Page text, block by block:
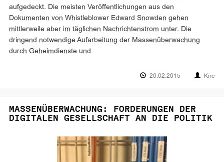
aufgedeckt. Die meisten Veröffentlichungen aus den
Dokumenten von Whistleblower Edward Snowden gehen
mittlerweile aber im täglichen Nachrichtenstrom unter. Die
dringend notwendige Aufarbeitung der Massenüberwachung
durch Geheimdienste und
20.02.2015 Kire
MASSENÜBERWACHUNG: FORDERUNGEN DER
DIGITALEN GESELLSCHAFT AN DIE POLITIK